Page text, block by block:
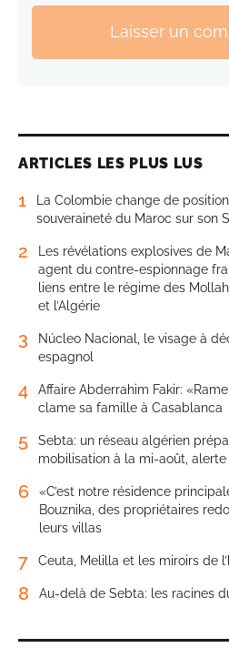
Laisser un
ARTICLES LES PLUS LUS
1
La Colombie change de
souveraineté du Maroc sur son
2
Les révélations explosives de
agent du contre-espionnage
liens entre le régime des
et l’Algérie
3
Núcleo Nacional, le visage à
espagnol
4
Affaire Abderrahim Fakir:
clame sa famille à Casablanca
5
Sebta: un réseau algérien
mobilisation à la mi-août, alerte
6
«C’est notre résidence
Bouznika, des propriétaires
leurs villas
7 Ceuta, Melilla et les miroirs de
8 Au-delà de Sebta: les racines